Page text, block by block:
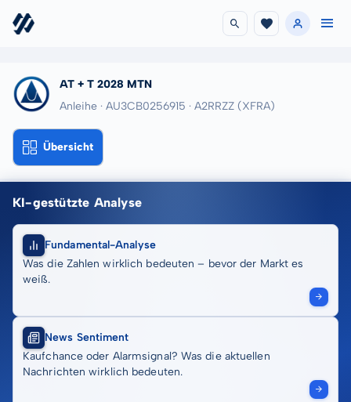
AT + T 2028 MTN
Anleihe · AU3CB0256915 · A2RRZZ (XFRA)
Übersicht
KI-gestützte Analyse
Fundamental-Analyse
Was die Zahlen wirklich bedeuten – bevor der Markt es
weiß.
News Sentiment
Kaufchance oder Alarmsignal? Was die aktuellen
Nachrichten wirklich bedeuten.